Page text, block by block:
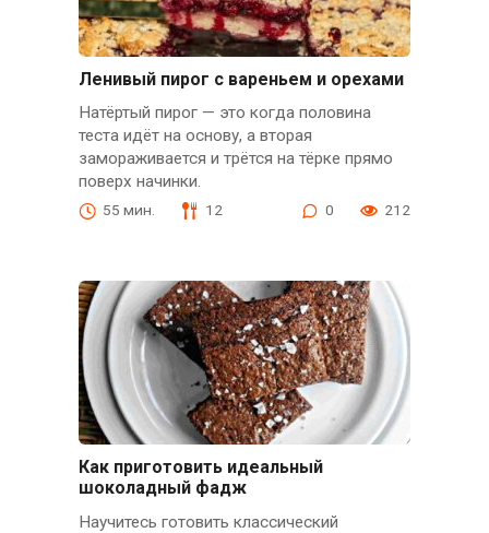
Ленивый пирог с вареньем и орехами
Натёртый пирог — это когда половина
теста идёт на основу, а вторая
замораживается и трётся на тёрке прямо
поверх начинки.
55 мин. 12 0 212
Как приготовить идеальный
шоколадный фадж
Научитесь готовить классический